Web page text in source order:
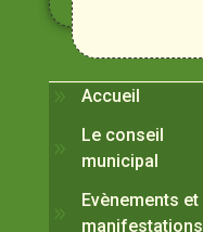
Durance
Accueil
Le conseil
municipal
Evènements et
manifestations